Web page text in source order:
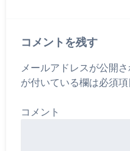
コメントを残す
メールアドレスが公開
が付いている欄は必須
コメント